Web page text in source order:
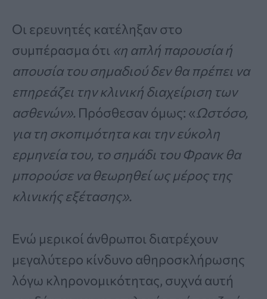
Οι ερευνητές κατέληξαν στο
συμπέρασμα ότι «η απλή παρουσία ή
απουσία του σημαδιού δεν θα πρέπει να
επηρεάζει την κλινική διαχείριση των
ασθενών». Πρόσθεσαν όμως: «Ωστόσο,
για τη σκοπιμότητα και την εύκολη
ερμηνεία του, το σημάδι του Φρανκ θα
μπορούσε να θεωρηθεί ως μέρος της
κλινικής εξέτασης».
Ενώ μερικοί άνθρωποι διατρέχουν
μεγαλύτερο κίνδυνο αθηροσκλήρωσης
λόγω κληρονομικότητας, συχνά αυτή